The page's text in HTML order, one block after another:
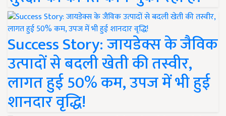
Success Story: जायडेक्स के जैविक
उत्पादों से बदली खेती की तस्वीर,
लागत हुई 50% कम, उपज में भी हुई
शानदार वृद्धि!